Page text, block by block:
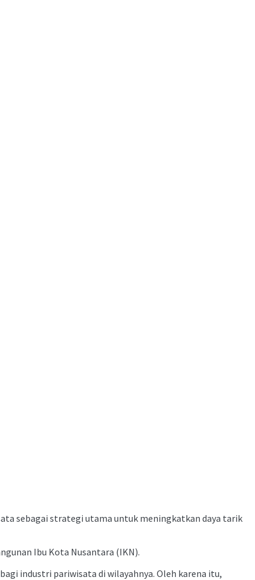
sebagai strategi utama untuk meningkatkan daya tarik
Ibu Kota Nusantara (IKN).
industri pariwisata di wilayahnya. Oleh karena itu,